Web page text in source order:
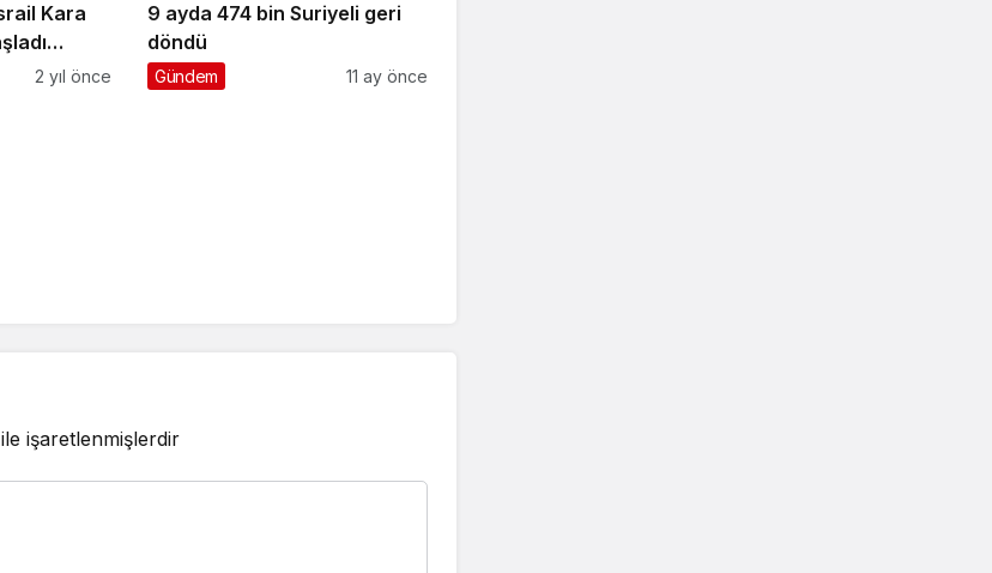
Kara
2 yıl önce
9 ayda 474 bin Suriyeli geri
döndü
Gündem 11 ay önce
ile işaretlenmişlerdir